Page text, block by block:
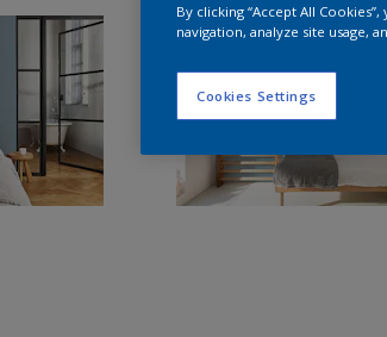
By clicking “Accept All
navigation, analyze site usage,
Cookies Settings